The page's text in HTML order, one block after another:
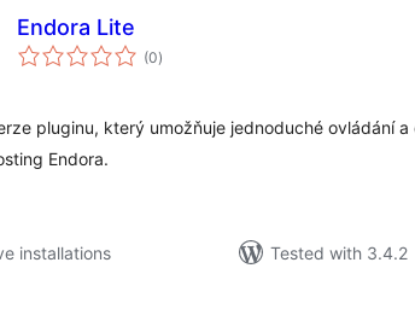
Endora Lite
(0total
ratings
)
pluginu, který umožňuje jednoduché ovládání
Endora.
installations
Tested with 3.4.2